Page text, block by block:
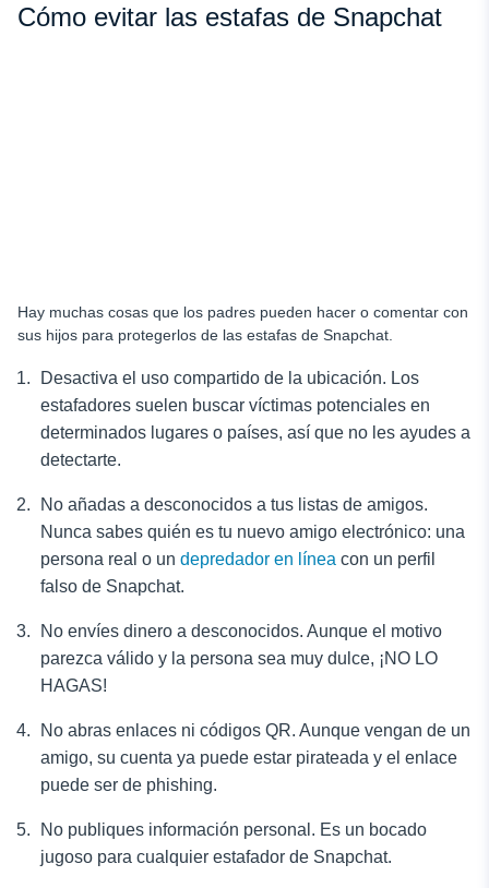
Cómo evitar las estafas de Snapchat
Hay muchas cosas que los padres pueden hacer o comentar con
sus hijos para protegerlos de las estafas de Snapchat.
Desactiva el uso compartido de la ubicación. Los
estafadores suelen buscar víctimas potenciales en
determinados lugares o países, así que no les ayudes a
detectarte.
No añadas a desconocidos a tus listas de amigos.
Nunca sabes quién es tu nuevo amigo electrónico: una
persona real o un depredador en línea con un perfil
falso de Snapchat.
No envíes dinero a desconocidos. Aunque el motivo
parezca válido y la persona sea muy dulce, ¡NO LO
HAGAS!
No abras enlaces ni códigos QR. Aunque vengan de un
amigo, su cuenta ya puede estar pirateada y el enlace
puede ser de phishing.
No publiques información personal. Es un bocado
jugoso para cualquier estafador de Snapchat.